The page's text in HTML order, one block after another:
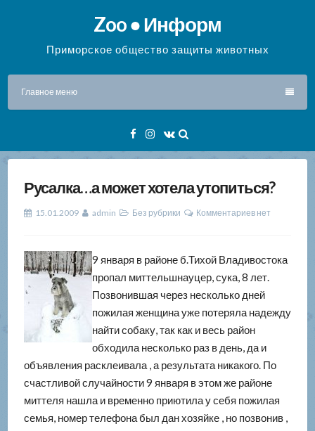
содержимому
Zoo ● Информ
Приморское общество защиты животных
Главное меню
Facebook
Instagram
VK
Русалка…а может хотела утопиться?
15.01.2009 admin Без рубрики Комментариев нет
9 января в районе б.Тихой Владивостока
пропал миттельшнауцер, сука, 8 лет.
Позвонившая через несколько дней
пожилая женщина уже потеряла надежду
найти собаку, так как и весь район
обходила несколько раз в день, да и
объявления расклеивала , а результата никакого. По
счастливой случайности 9 января в этом же районе
миттеля нашла и временно приютила у себя пожилая
семья, номер телефона был дан хозяйке , но позвонив ,